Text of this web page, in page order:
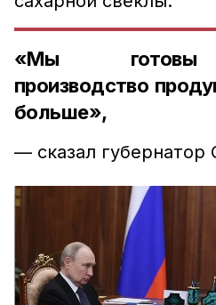
«Мы готовы
производство
больше»,
— сказал губернатор